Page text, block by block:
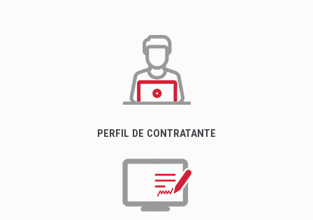
PERFIL DE CONTRATANTE